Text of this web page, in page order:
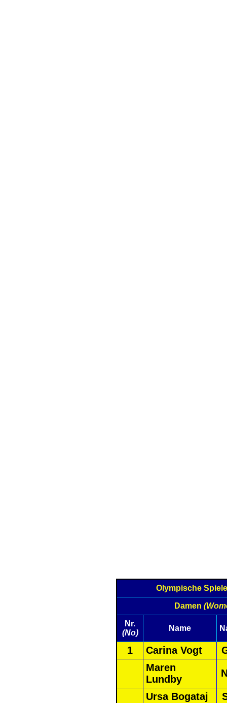
Olympische
Damen
Nr.
(No)
Name
1 Carina Vogt
Maren
Lundby
Ursa Bogataj